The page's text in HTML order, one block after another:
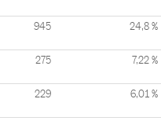
945 24,8 %
275 7,22 %
229 6,01 %